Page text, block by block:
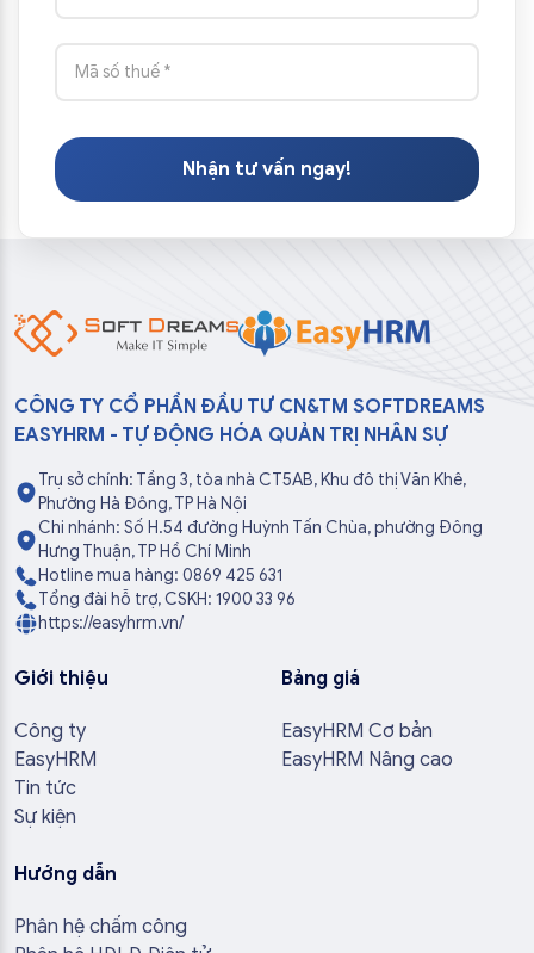
Nhận tư vấn ngay!
CÔNG TY CỔ PHẦN ĐẦU TƯ CN&TM SOFTDREAMS
EASYHRM - TỰ ĐỘNG HÓA QUẢN TRỊ NHÂN SỰ
Trụ sở chính: Tầng 3, tòa nhà CT5AB, Khu đô thị Văn Khê,
Phường Hà Đông, TP Hà Nội
Chi nhánh: Số H.54 đường Huỳnh Tấn Chùa, phường Đông
Hưng Thuận, TP Hồ Chí Minh
Hotline mua hàng: 0869 425 631
Tổng đài hỗ trợ, CSKH: 1900 33 96
https://easyhrm.vn/
Giới thiệu
Công ty
EasyHRM
Tin tức
Sự kiện
Bảng giá
EasyHRM Cơ bản
EasyHRM Nâng cao
Hướng dẫn
Phân hệ chấm công